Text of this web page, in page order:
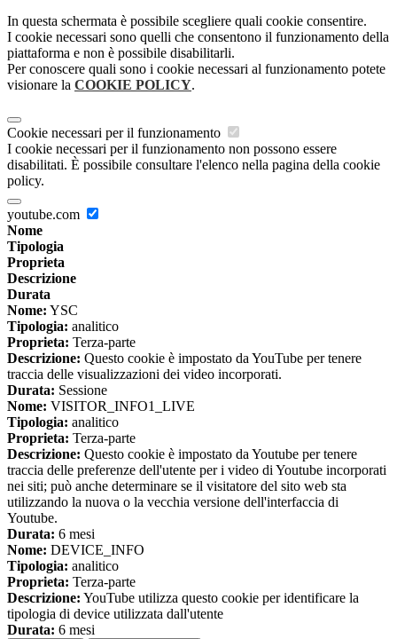
In questa schermata è possibile scegliere quali cookie consentire.
I cookie necessari sono quelli che consentono il funzionamento della
piattaforma e non è possibile disabilitarli.
Per conoscere quali sono i cookie necessari al funzionamento potete
visionare la COOKIE POLICY.
Cookie necessari per il funzionamento
I cookie necessari per il funzionamento non possono essere
disabilitati. È possibile consultare l'elenco nella pagina della cookie
policy.
youtube.com
Nome
Tipologia
Proprieta
Descrizione
Durata
Nome: YSC
Tipologia: analitico
Proprieta: Terza-parte
Descrizione: Questo cookie è impostato da YouTube per tenere
traccia delle visualizzazioni dei video incorporati.
Durata: Sessione
Nome: VISITOR_INFO1_LIVE
Tipologia: analitico
Proprieta: Terza-parte
Descrizione: Questo cookie è impostato da Youtube per tenere
traccia delle preferenze dell'utente per i video di Youtube incorporati
nei siti; può anche determinare se il visitatore del sito web sta
utilizzando la nuova o la vecchia versione dell'interfaccia di
Youtube.
Durata: 6 mesi
Nome: DEVICE_INFO
Tipologia: analitico
Proprieta: Terza-parte
Descrizione: YouTube utilizza questo cookie per identificare la
tipologia di device utilizzata dall'utente
Durata: 6 mesi